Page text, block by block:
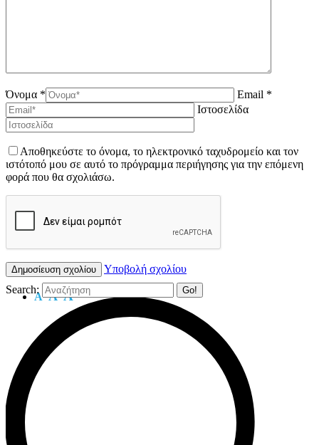
Όνομα *
Email *
Ιστοσελίδα
Αποθηκεύστε το όνομα, το ηλεκτρονικό ταχυδρομείο και τον
ιστότοπό μου σε αυτό το πρόγραμμα περιήγησης για την επόμενη
φορά που θα σχολιάσω.
Υποβολή σχολίου
A A A
Search: